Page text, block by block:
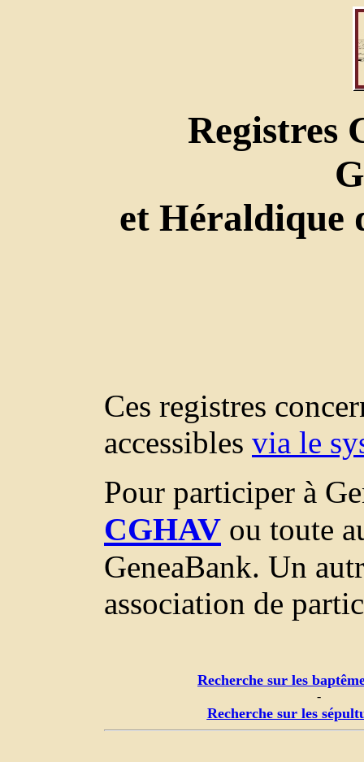
Registres
et Héraldique
Ces registres
accessibles via le
Pour participer à
CGHAV ou toute
GeneaBank. Un
association de
Recherche sur les
-
Recherche sur les